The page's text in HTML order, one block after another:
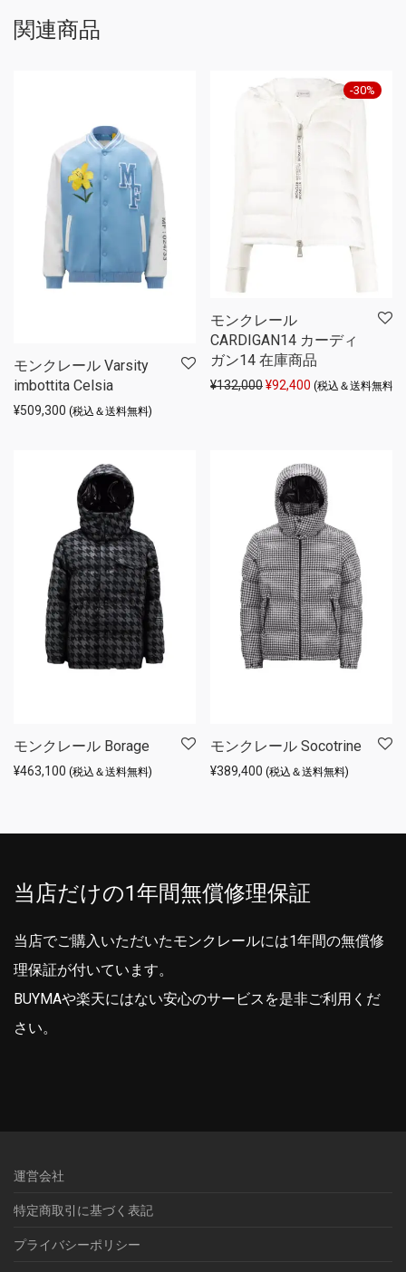
関連商品
モンクレール Varsity
imbottita Celsia
¥509,300 (税込＆送料無料)
-30%
モンクレール
CARDIGAN14 カーディ
ガン14 在庫商品
¥132,000元の価格は ¥132,000 で
¥92,400 現在の価格は
(税込＆送料無料)
モンクレール Borage
¥463,100 (税込＆送料無料)
モンクレール Socotrine
¥389,400 (税込＆送料無料)
当店だけの1年間無償修理保証
当店でご購入いただいたモンクレールには1年間の無償修
理保証が付いています。
BUYMAや楽天にはない安心のサービスを是非ご利用くだ
さい。
運営会社
特定商取引に基づく表記
プライバシーポリシー